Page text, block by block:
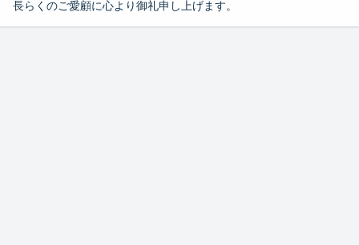
長らくのご愛顧に心より御礼申し上げます。